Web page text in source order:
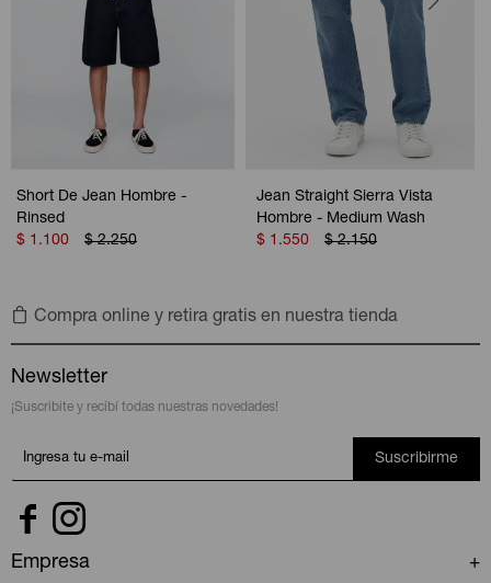
Short De Jean Hombre -
Rinsed
$ 1.100 $ 2.250
Jean Straight Sierra Vista
Hombre - Medium Wash
$ 1.550 $ 2.150
Compra online y retira gratis en nuestra tienda
Newsletter
¡Suscribite y recibí todas nuestras novedades!
Suscribirme
 
Empresa